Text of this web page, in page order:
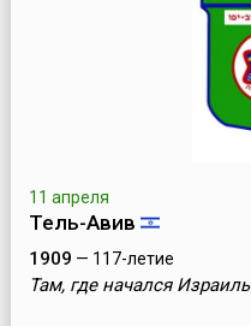
11 апреля
Тель-Авив
1909 — 117-летие
Там, где начался Израиль